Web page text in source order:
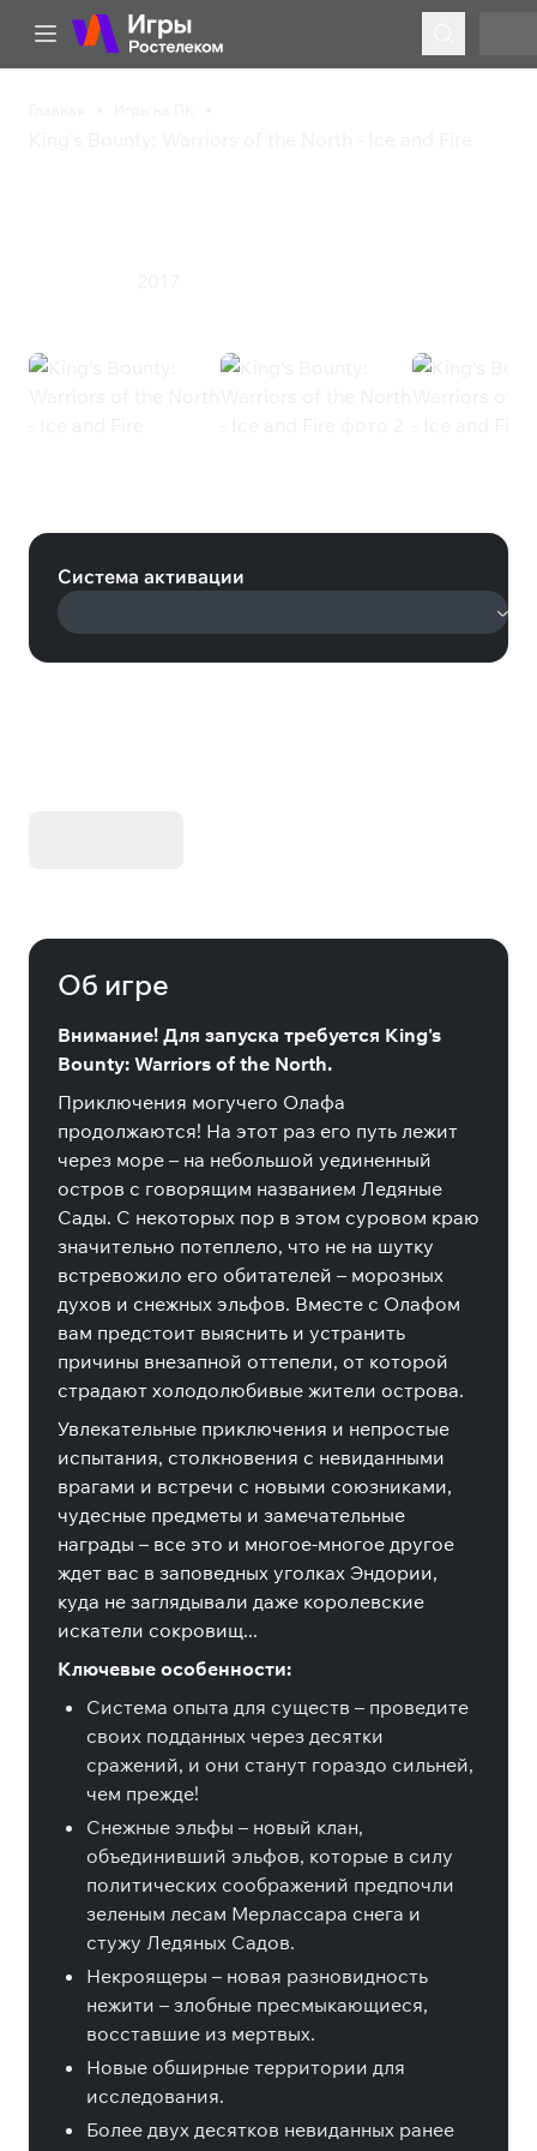
Система активации
Об игре
Внимание! Для запуска требуется King's
Bounty: Warriors of the North.
Приключения могучего Олафа
продолжаются! На этот раз его путь лежит
через море – на небольшой уединенный
остров с говорящим названием Ледяные
Сады. С некоторых пор в этом суровом краю
значительно потеплело, что не на шутку
встревожило его обитателей – морозных
духов и снежных эльфов. Вместе с Олафом
вам предстоит выяснить и устранить
причины внезапной оттепели, от которой
страдают холодолюбивые жители острова.
Увлекательные приключения и непростые
испытания, столкновения с невиданными
врагами и встречи с новыми союзниками,
чудесные предметы и замечательные
награды – все это и многое-многое другое
ждет вас в заповедных уголках Эндории,
куда не заглядывали даже королевские
искатели сокровищ...
Ключевые особенности:
Система опыта для существ – проведите
своих подданных через десятки
сражений, и они станут гораздо сильней,
чем прежде!
Снежные эльфы – новый клан,
объединивший эльфов, которые в силу
политических соображений предпочли
зеленым лесам Мерлассара снега и
стужу Ледяных Садов.
Некроящеры – новая разновидность
нежити – злобные пресмыкающиеся,
восставшие из мертвых.
Новые обширные территории для
исследования.
Более двух десятков невиданных ранее